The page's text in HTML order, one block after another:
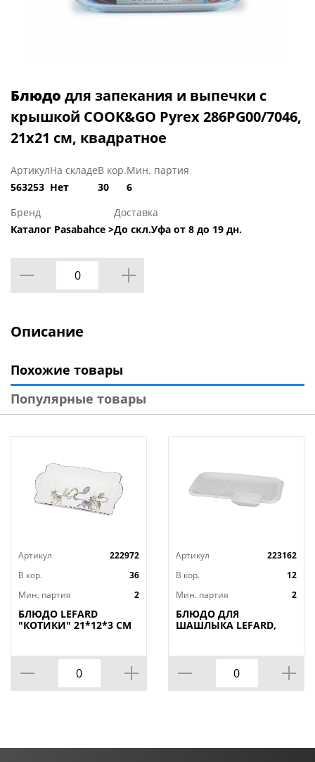
Блюдо для запекания и выпечки с
крышкой COOK&GO Pyrex 286PG00/7046,
21х21 см, квадратное
Артикул
563253
На складе
Нет
В кор.
30
Мин. партия
6
Бренд
Каталог Pasabahce >
Доставка
До скл.Уфа от 8 до 19 дн.
Описание
Похожие товары
Популярные товары
Артикул
222972
В кор.
36
Мин. партия
2
БЛЮДО LEFARD
"КОТИКИ" 21*12*3 СМ
Артикул
223162
В кор.
12
Мин. партия
2
БЛЮДО ДЛЯ
ШАШЛЫКА LEFARD,